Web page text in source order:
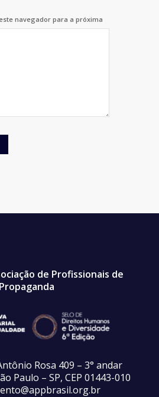
navegador para a próxima
de Profissionais de
Propaganda
Rosa 409 – 3° andar
Paulo – SP, CEP 01443-010